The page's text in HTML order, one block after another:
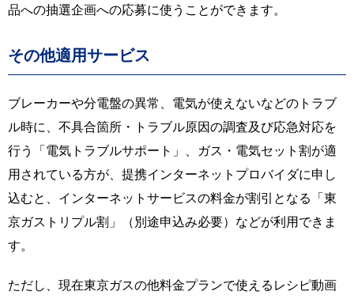
品への抽選企画への応募に使うことができます。
その他適用サービス
ブレーカーや分電盤の異常、電気が使えないなどのトラブ
ル時に、不具合箇所・トラブル原因の調査及び応急対応を
行う「電気トラブルサポート」、ガス・電気セット割が適
用されている方が、提携インターネットプロバイダに申し
込むと、インターネットサービスの料金が割引となる「東
京ガストリプル割」（別途申込み必要）などが利用できま
す。
ただし、現在東京ガスの他料金プランで使えるレシピ動画